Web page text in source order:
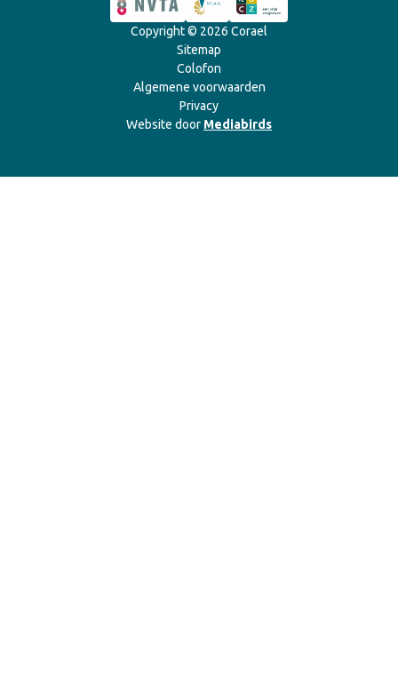
Copyright © 2026 Corael
Sitemap
Colofon
Algemene voorwaarden
Privacy
Website door Mediabirds